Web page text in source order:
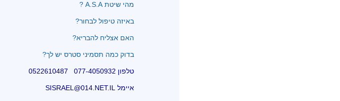
מהי שיטת A.S.A ?
באיזה טיפול לבחור?
האם אצליח להבריא?
בדוק כמה תסמיני סטרס יש לך?
טלפון 077-4050932 0522610487
איימל SISRAEL@014.NET.IL